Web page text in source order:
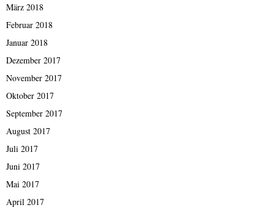
März 2018
Februar 2018
Januar 2018
Dezember 2017
November 2017
Oktober 2017
September 2017
August 2017
Juli 2017
Juni 2017
Mai 2017
April 2017